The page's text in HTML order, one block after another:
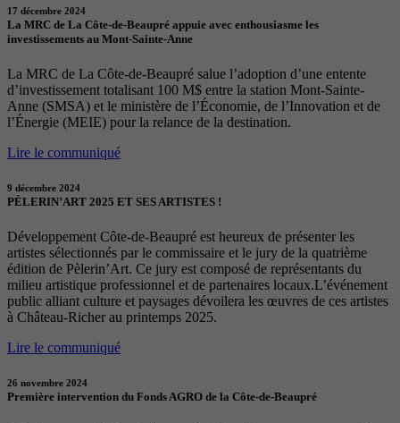
17 décembre 2024
La MRC de La Côte-de-Beaupré appuie avec enthousiasme les
investissements au Mont-Sainte-Anne
La MRC de La Côte-de-Beaupré salue l’adoption d’une entente
d’investissement totalisant 100 M$ entre la station Mont-Sainte-
Anne (SMSA) et le ministère de l’Économie, de l’Innovation et de
l’Énergie (MEIE) pour la relance de la destination.
Lire le communiqué
9 décembre 2024
PÈLERIN’ART 2025 ET SES ARTISTES !
Développement Côte-de-Beaupré est heureux de présenter les
artistes sélectionnés par le commissaire et le jury de la quatrième
édition de Pèlerin’Art. Ce jury est composé de représentants du
milieu artistique professionnel et de partenaires locaux.L’événement
public alliant culture et paysages dévoilera les œuvres de ces artistes
à Château-Richer au printemps 2025.
Lire le communiqué
26 novembre 2024
Première intervention du Fonds AGRO de la Côte-de-Beaupré